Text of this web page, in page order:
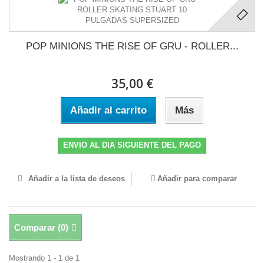
POP MINIONS THE RISE OF GRU - ROLLER...
35,00 €
Añadir al carrito Más
ENVIO AL DIA SIGUIENTE DEL PAGO
Añadir a la lista de deseos Añadir para comparar
Comparar (0)
Mostrando 1 - 1 de 1